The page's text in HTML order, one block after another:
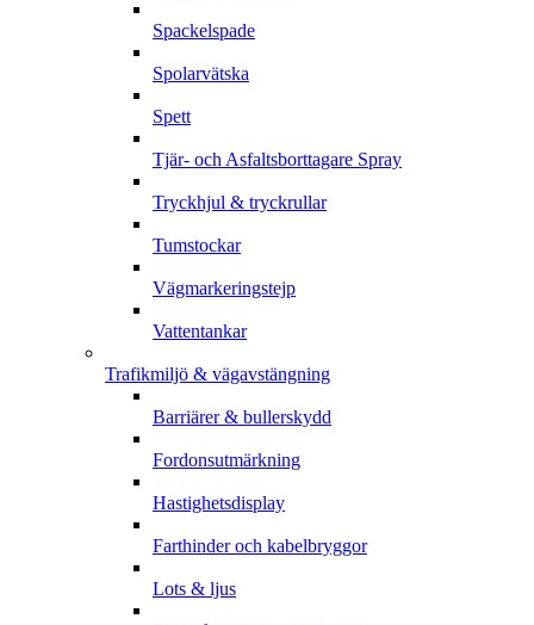
Spackelspade
Spolarvätska
Spett
Tjär- och Asfaltsborttagare Spray
Tryckhjul & tryckrullar
Tumstockar
Vägmarkeringstejp
Vattentankar
Trafikmiljö & vägavstängning
Barriärer & bullerskydd
Fordonsutmärkning
Hastighetsdisplay
Farthinder och kabelbryggor
Lots & ljus